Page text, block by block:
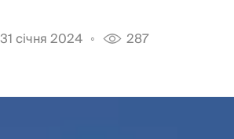
31 січня 2024 287